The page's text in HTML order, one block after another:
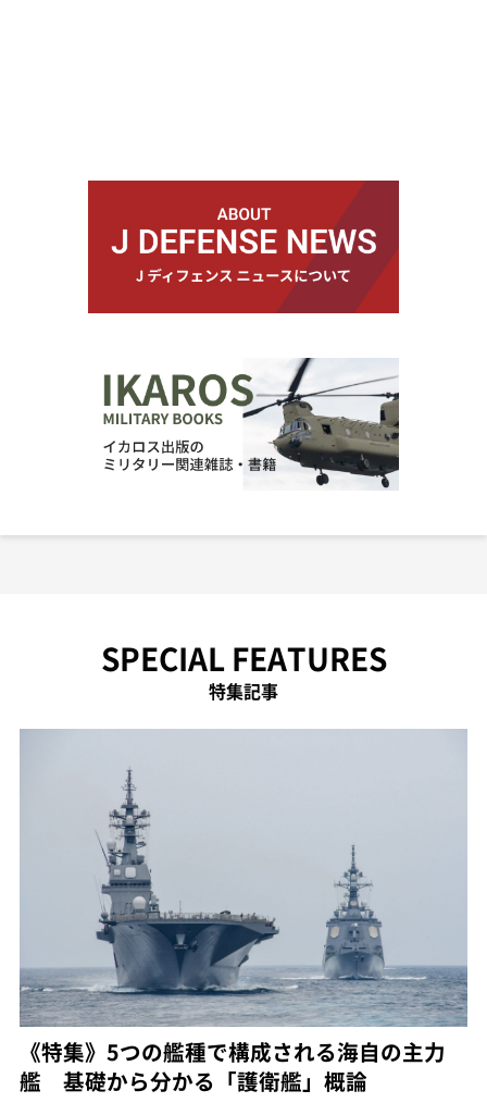
SPECIAL FEATURES
特集記事
《特集》5つの艦種で構成される海自の主力
艦 基礎から分かる「護衛艦」概論